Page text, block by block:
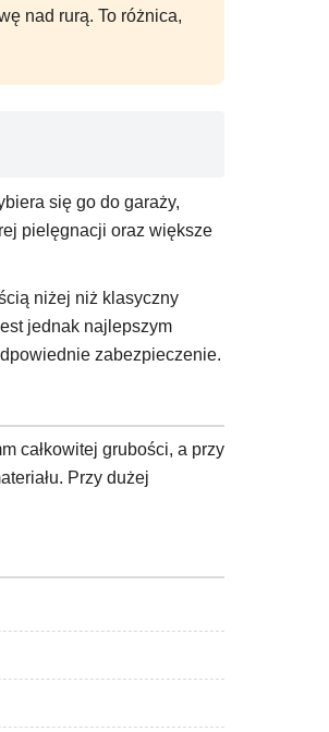
nad rurą. To różnica,
się go do garaży,
pielęgnacji oraz większe
niżej niż klasyczny
jednak najlepszym
zabezpieczenie.
całkowitej grubości, a przy
Przy dużej